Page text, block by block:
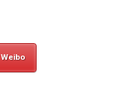
Weibo